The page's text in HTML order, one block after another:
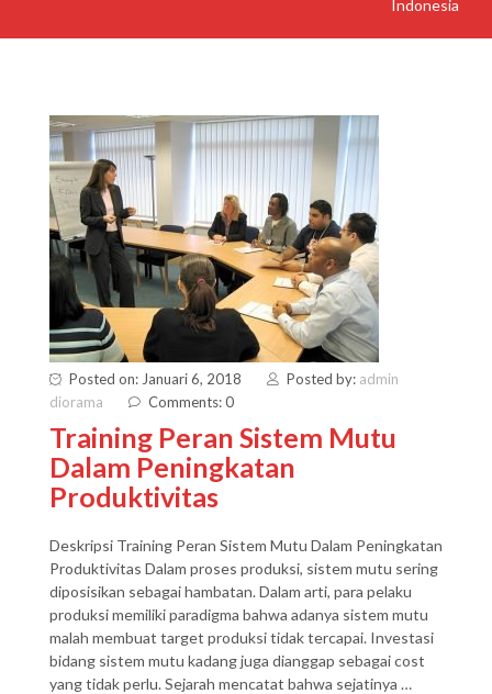
Indonesia
Posted on: Januari 6, 2018 Posted by: admin
diorama
Comments: 0
Training Peran Sistem Mutu
Dalam Peningkatan
Produktivitas
Deskripsi Training Peran Sistem Mutu Dalam Peningkatan
Produktivitas Dalam proses produksi, sistem mutu sering
diposisikan sebagai hambatan. Dalam arti, para pelaku
produksi memiliki paradigma bahwa adanya sistem mutu
malah membuat target produksi tidak tercapai. Investasi
bidang sistem mutu kadang juga dianggap sebagai cost
yang tidak perlu. Sejarah mencatat bahwa sejatinya …